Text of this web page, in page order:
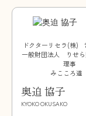
ドクターリセラ(株)
一般財団法人 りせ
理事
みこころ道
奥迫 協子
KYOKO OKUSAKO